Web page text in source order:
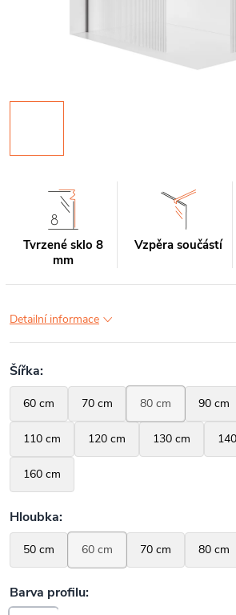
Tvrzené sklo 8
mm
Vzpěra součástí
Detailní informace